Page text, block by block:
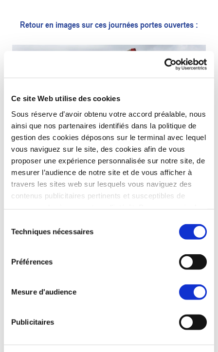
Ce site Web utilise des cookies
Sous réserve d’avoir obtenu votre accord préalable, nous
ainsi que nos partenaires identifiés dans la politique de
gestion des cookies déposons sur le terminal avec lequel
vous naviguez sur le site, des cookies afin de vous
proposer une expérience personnalisée sur notre site, de
mesurer l’audience de notre site et de vous afficher à
travers les sites web sur lesquels vous naviguez des
contenus publicitaires pertinents et susceptibles de
dessous et/ou consulter notre
Politique de gestion des
. Pour accepter ou refuser tous les cookies,
pouvez également paramétrer vos choix finalité par
souhaitez accepter en cliquant sur le bouton ci-dessous,
intitulé Accepter la sélection. Le bouton Afficher les
cookies leurs finalités et le détail de nos partenaires.
cliquant sur le lien hypertexte intitulé Cookies accessible
Techniques nécessaires
Préférences
Mesure d'audience
Publicitaires
Retour en images sur ces journées portes ouvertes :